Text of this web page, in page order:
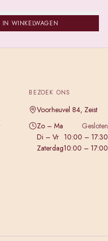
IN WINKELWAGEN
BEZOEK ONS
Voorheuvel 84, Zeist
Zo – Ma
Gesloten
Di – Vr 10:00 – 17:30
Zaterdag10:00 – 17:00